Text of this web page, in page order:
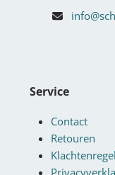
Service
Contact
Retouren